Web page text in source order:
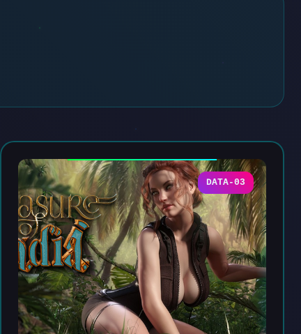
DATA-03